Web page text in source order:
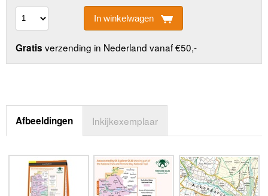
In winkelwagen
Gratis verzending in Nederland vanaf €50,-
Afbeeldingen Inkijkexemplaar